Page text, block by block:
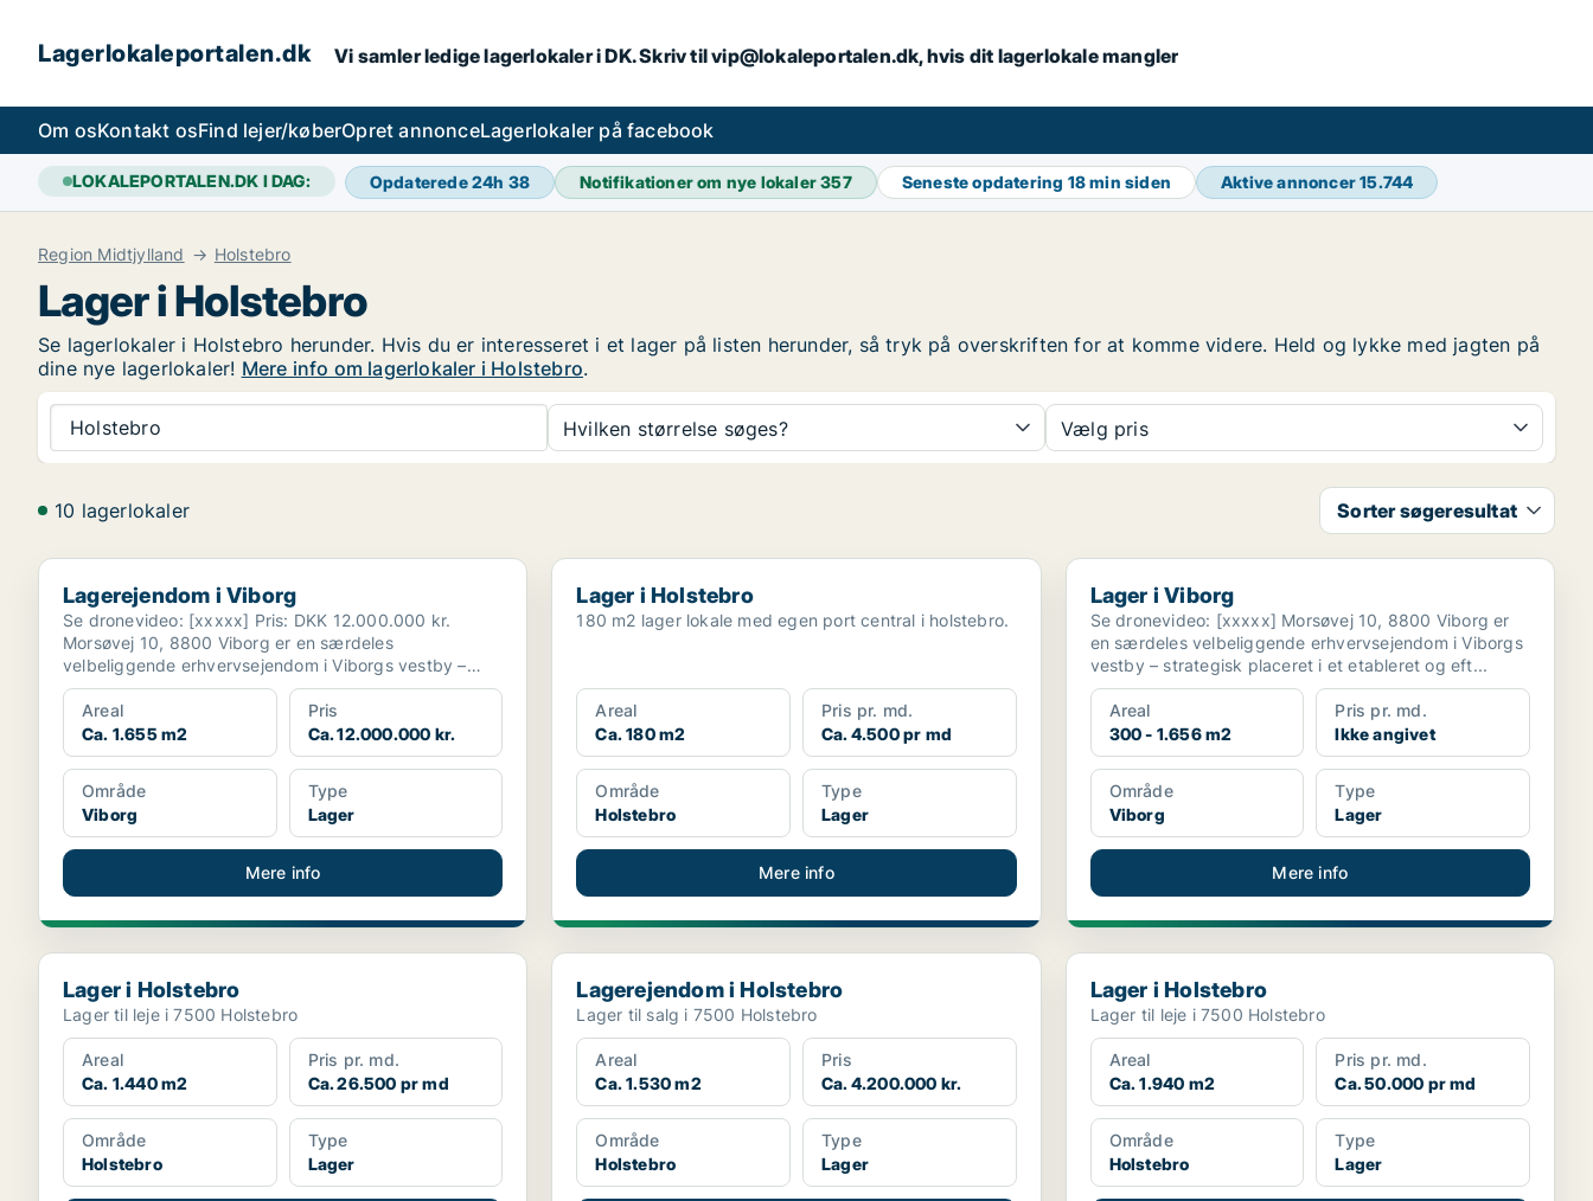
Lagerlokaleportalen.dk Vi samler ledige lagerlokaler i DK. Skriv til vip@lokaleportalen.dk, hvis dit lagerlokale mangler
Om osKontakt osFind lejer/køberOpret annonceLagerlokaler på facebook
LOKALEPORTALEN.DK I DAG: Opdaterede 24h 38 Notifikationer om nye lokaler357 Seneste opdatering 18 min siden Aktive annoncer15.744
Region Midtjylland Holstebro
Lager i Holstebro
Se lagerlokaler i Holstebro herunder. Hvis du er interesseret i et lager på listen herunder, så tryk på overskriften for at komme videre. Held og lykke med jagten på
dine nye lagerlokaler! Mere info om lagerlokaler i Holstebro.
Holstebro Hvilken størrelse søges? Vælg pris
10 lagerlokaler Sorter søgeresultat
Lagerejendom i Viborg
Lagerejendom i Viborg
Se dronevideo: [xxxxx] Pris: DKK 12.000.000 kr.
Morsøvej 10, 8800 Viborg er en særdeles
velbeliggende erhvervsejendom i Viborgs vestby –
strategisk pla...
Areal
Ca. 1.655 m2
Pris
Ca. 12.000.000 kr.
Område
Viborg
Type
Lager
Mere info
Lager i Holstebro
Lager i Holstebro
180 m2 lager lokale med egen port central i holstebro.
Areal
Ca. 180 m2
Pris pr. md.
Ca. 4.500 pr md
Område
Holstebro
Type
Lager
Mere info
Lager i Viborg
Lager i Viborg
Se dronevideo: [xxxxx] Morsøvej 10, 8800 Viborg er
en særdeles velbeliggende erhvervsejendom i Viborgs
vestby – strategisk placeret i et etableret og eft...
Areal
300 - 1.656 m2
Pris pr. md.
Ikke angivet
Område
Viborg
Type
Lager
Mere info
Lager i Holstebro
Lager i Holstebro
Lager til leje i 7500 Holstebro
Areal
Ca. 1.440 m2
Pris pr. md.
Ca. 26.500 pr md
Område
Holstebro
Type
Lager
Lagerejendom i Holstebro
Lagerejendom i Holstebro
Lager til salg i 7500 Holstebro
Areal
Ca. 1.530 m2
Pris
Ca. 4.200.000 kr.
Område
Holstebro
Type
Lager
Lager i Holstebro
Lager i Holstebro
Lager til leje i 7500 Holstebro
Areal
Ca. 1.940 m2
Pris pr. md.
Ca. 50.000 pr md
Område
Holstebro
Type
Lager